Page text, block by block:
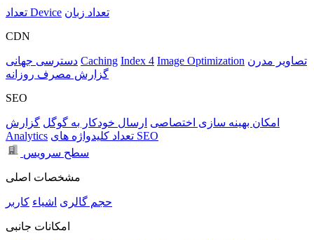
تعداد Device تعداد زبان
CDN
دسترسی جهانی Caching Index 4 Image Optimization تصاویر مدرن
گزارش مصرف روزانه
SEO
امکان بهینه سازی اختصاصی ارسال خودکار به گوگل گزارش
Analytics
تعداد کلیدواژه های SEO
سطح سرویس
مشخصات اصلی
حجم گالری اشیاء کاربر
امکانات جانبی